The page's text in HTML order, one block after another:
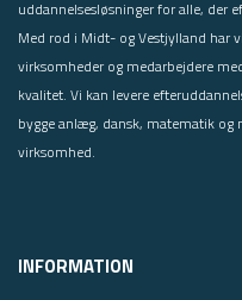
uddannelsesløsninger for alle, der
Med rod i Midt- og Vestjylland har
virksomheder og medarbejdere
kvalitet. Vi kan levere
bygge anlæg, dansk, matematik og
virksomhed.
INFORMATION